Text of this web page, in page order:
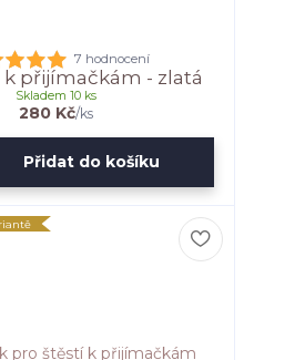
7 hodnocení
přijímačkám - zlatá
280 Kč/ks
Skladem 10 ks
Přidat do košíku